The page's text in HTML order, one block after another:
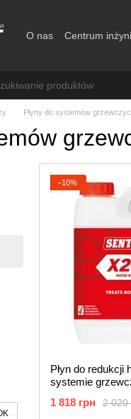
O nas Centrum
Płyny do systemów
−10%
Płyn do redukcji
systemie
2 020
1 818 грн